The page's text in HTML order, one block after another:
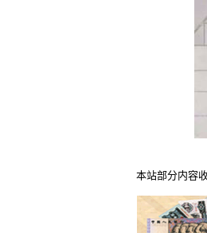
本站部分内容